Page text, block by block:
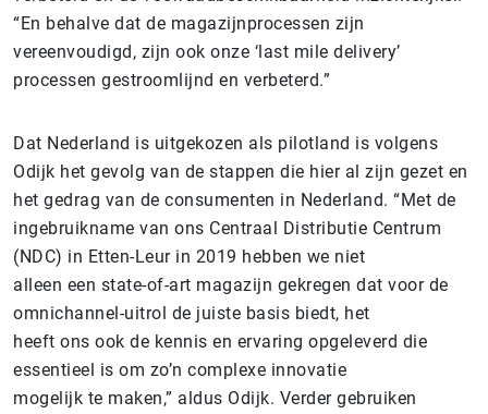
“En behalve dat de magazijnprocessen zijn
vereenvoudigd, zijn ook onze ‘last mile delivery’
processen gestroomlijnd en verbeterd.”
Dat Nederland is uitgekozen als pilotland is volgens
Odijk het gevolg van de stappen die hier al zijn gezet en
het gedrag van de consumenten in Nederland. “Met de
ingebruikname van ons Centraal Distributie Centrum
(NDC) in Etten-Leur in 2019 hebben we niet
alleen een state-of-art magazijn gekregen dat voor de
omnichannel-uitrol de juiste basis biedt, het
heeft ons ook de kennis en ervaring opgeleverd die
essentieel is om zo’n complexe innovatie
mogelijk te maken,” aldus Odijk. Verder gebruiken